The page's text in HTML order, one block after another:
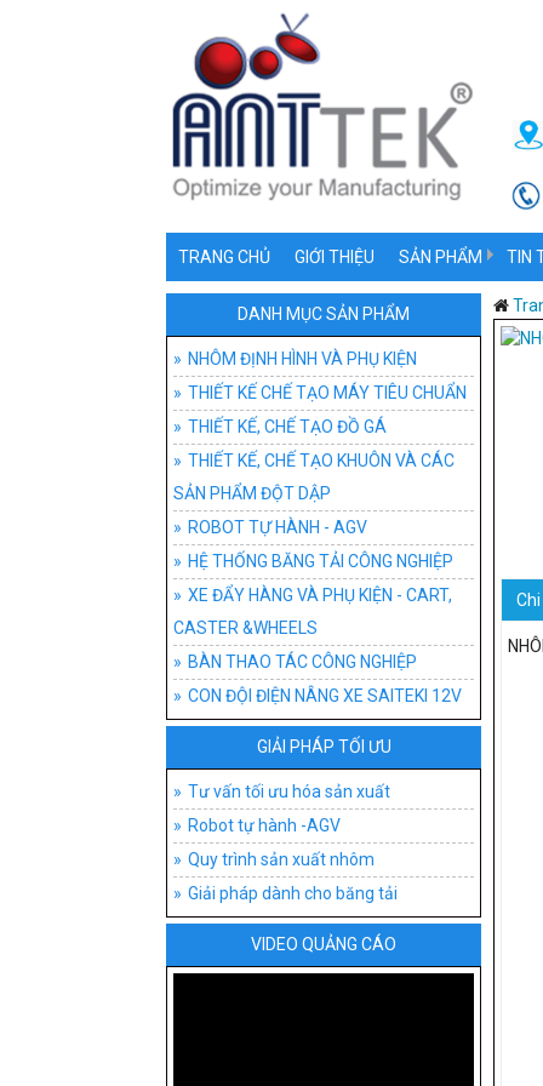
TRANG CHỦ GIỚI THIỆU SẢN PHẨM
NHÔM ĐỊNH HÌNH
THIẾT KẾ CHẾ TẠO
THIẾT KẾ, CHẾ TẠO
ĐỒ
THIẾT KẾ, CHẾ
XE
XE
HỆ THỐNG BĂNG
XE ĐẨY HÀNG VÀXE
XE
BÀN THAO TÁC
CON ĐỘI ĐIỆN
TIN
DANH MỤC SẢN PHẨM
NHÔM ĐỊNH HÌNH VÀ PHỤ KIỆN
THIẾT KẾ CHẾ TẠO MÁY TIÊU CHUẨN
THIẾT KẾ, CHẾ TẠO ĐỒ GÁ
THIẾT KẾ, CHẾ TẠO KHUÔN VÀ CÁC
SẢN PHẨM ĐỘT DẬP
ROBOT TỰ HÀNH - AGV
HỆ THỐNG BĂNG TẢI CÔNG NGHIỆP
XE ĐẨY HÀNG VÀ PHỤ KIỆN - CART,
CASTER &WHEELS
BÀN THAO TÁC CÔNG NGHIỆP
CON ĐỘI ĐIỆN NÂNG XE SAITEKI 12V
GIẢI PHÁP TỐI ƯU
Tư vấn tối ưu hóa sản xuất
Robot tự hành -AGV
Quy trình sản xuất nhôm
Giải pháp dành cho băng tải
VIDEO QUẢNG CÁO